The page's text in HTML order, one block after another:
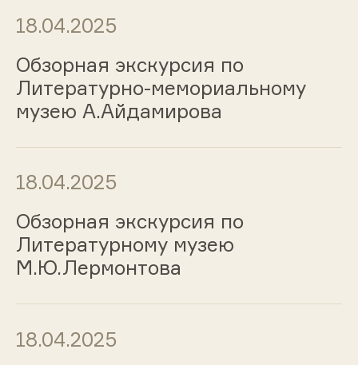
18.04.2025
Обзорная экскурсия по
Литературно-мемориальному
музею А.Айдамирова
18.04.2025
Обзорная экскурсия по
Литературному музею
М.Ю.Лермонтова
18.04.2025